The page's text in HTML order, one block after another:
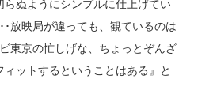
ぬようにシンプルに仕上げてい
放映局が違っても、観ているのは
東京の忙しげな、ちょっとぞんざ
ットするということはある』と